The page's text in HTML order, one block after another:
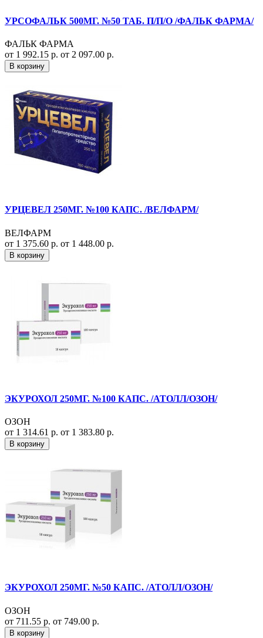
УРСОФАЛЬК 500МГ. №50 ТАБ. П/П/О /ФАЛЬК ФАРМА/
ФАЛЬК ФАРМА
от 1 992.15 р. от 2 097.00 р.
В корзину
УРЦЕВЕЛ 250МГ. №100 КАПС. /ВЕЛФАРМ/
ВЕЛФАРМ
от 1 375.60 р. от 1 448.00 р.
В корзину
ЭКУРОХОЛ 250МГ. №100 КАПС. /АТОЛЛ/ОЗОН/
ОЗОН
от 1 314.61 р. от 1 383.80 р.
В корзину
ЭКУРОХОЛ 250МГ. №50 КАПС. /АТОЛЛ/ОЗОН/
ОЗОН
от 711.55 р. от 749.00 р.
В корзину